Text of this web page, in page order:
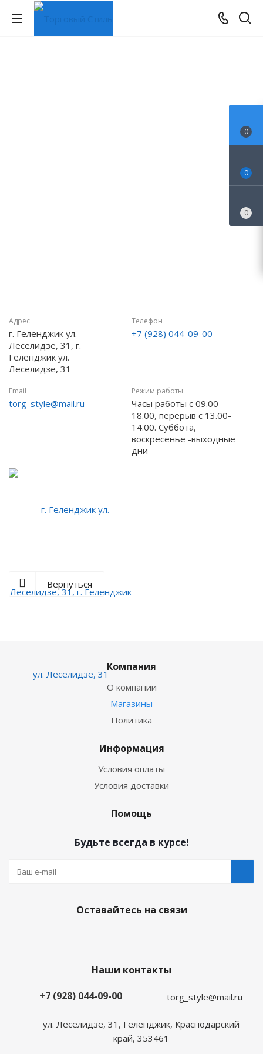
Адрес
г. Геленджик ул.
Леселидзе, 31, г.
Геленджик ул.
Леселидзе, 31
Телефон
+7 (928) 044-09-00
Email
torg_style@mail.ru
Режим работы
Часы работы с 09.00-
18.00, перерыв с 13.00-
14.00. Суббота,
воскресенье -выходные
дни
Вернуться
Компания
О компании
Магазины
Политика
Информация
Условия оплаты
Условия доставки
Помощь
Будьте всегда в курсе!
Оставайтесь на связи
Наши контакты
+7 (928) 044-09-00
torg_style@mail.ru
ул. Леселидзе, 31, Геленджик, Краснодарский
край, 353461
0
0
0